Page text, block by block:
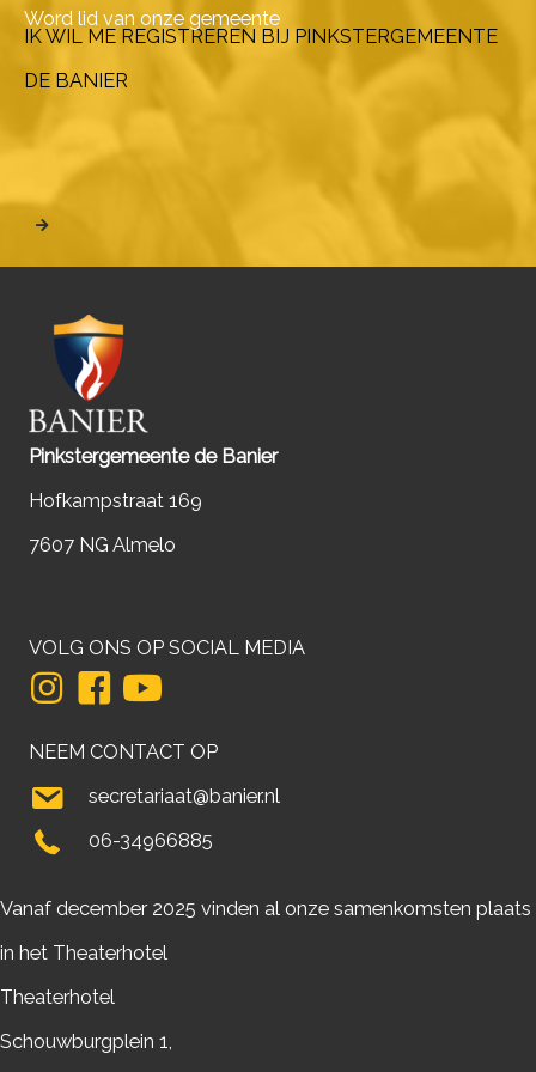
Word lid van onze gemeente
IK WIL ME REGISTREREN BIJ PINKSTERGEMEENTE
DE BANIER
Pinkstergemeente de Banier
Hofkampstraat 169
7607 NG Almelo
VOLG ONS OP SOCIAL MEDIA
NEEM CONTACT OP
secretariaat@banier.nl
06-34966885
Vanaf december 2025 vinden al onze samenkomsten plaats
in het Theaterhotel
Theaterhotel
Schouwburgplein 1,